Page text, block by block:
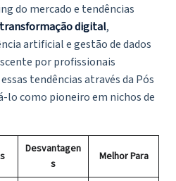
do mercado e tendências
transformação digital,
artificial e gestão de dados
por profissionais
tendências através da Pós
lo como pioneiro em nichos de
Desvantagen
s
Melhor Para